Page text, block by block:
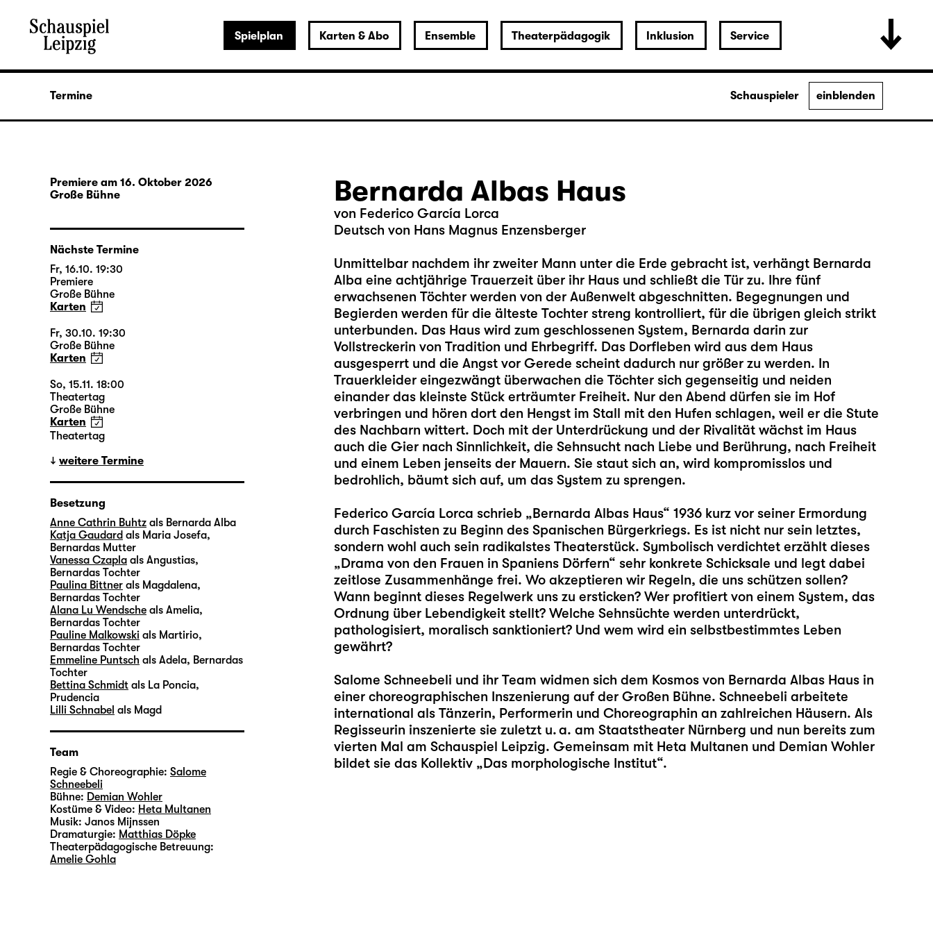
Spielplan Karten & Abo Ensemble Theaterpädagogik Inklusion Service
Termine Schauspieler einblenden
Bernarda Albas Haus
von Federico García Lorca
Deutsch von Hans Magnus Enzensberger
Unmittelbar nachdem ihr zweiter Mann unter die Erde gebracht ist, verhängt Bernarda
Alba eine achtjährige Trauerzeit über ihr Haus und schließt die Tür zu. Ihre fünf
erwachsenen Töchter werden von der Außenwelt abgeschnitten. Begegnungen und
Begierden werden für die älteste Tochter streng kontrolliert, für die übrigen gleich strikt
unterbunden. Das Haus wird zum geschlossenen System, Bernarda darin zur
Vollstreckerin von Tradition und Ehrbegriff. Das Dorfleben wird aus dem Haus
ausgesperrt und die Angst vor Gerede scheint dadurch nur größer zu werden. In
Trauerkleider eingezwängt überwachen die Töchter sich gegenseitig und neiden
einander das kleinste Stück erträumter Freiheit. Nur den Abend dürfen sie im Hof
verbringen und hören dort den Hengst im Stall mit den Hufen schlagen, weil er die Stute
des Nachbarn wittert. Doch mit der Unterdrückung und der Rivalität wächst im Haus
auch die Gier nach Sinnlichkeit, die Sehnsucht nach Liebe und Berührung, nach Freiheit
und einem Leben jenseits der Mauern. Sie staut sich an, wird kompromisslos und
bedrohlich, bäumt sich auf, um das System zu sprengen.
Federico García Lorca schrieb „Bernarda Albas Haus“ 1936 kurz vor seiner Ermordung
durch Faschisten zu Beginn des Spanischen Bürgerkriegs. Es ist nicht nur sein letztes,
sondern wohl auch sein radikalstes Theaterstück. Symbolisch verdichtet erzählt dieses
„Drama von den Frauen in Spaniens Dörfern“ sehr konkrete Schicksale und legt dabei
zeitlose Zusammenhänge frei. Wo akzeptieren wir Regeln, die uns schützen sollen?
Wann beginnt dieses Regelwerk uns zu ersticken? Wer profitiert von einem System, das
Ordnung über Lebendigkeit stellt? Welche Sehnsüchte werden unterdrückt,
pathologisiert, moralisch sanktioniert? Und wem wird ein selbstbestimmtes Leben
gewährt?
Salome Schneebeli und ihr Team widmen sich dem Kosmos von Bernarda Albas Haus in
einer choreographischen Inszenierung auf der Großen Bühne. Schneebeli arbeitete
international als Tänzerin, Performerin und Choreographin an zahlreichen Häusern. Als
Regisseurin inszenierte sie zuletzt u. a. am Staatstheater Nürnberg und nun bereits zum
vierten Mal am Schauspiel Leipzig. Gemeinsam mit Heta Multanen und Demian Wohler
bildet sie das Kollektiv „Das morphologische Institut“.
Premiere am 16. Oktober 2026
Große Bühne
Nächste Termine
Fr, 16.10. 19:30
Premiere
Große Bühne
Karten
Fr, 30.10. 19:30
Große Bühne
Karten
So, 15.11. 18:00
Theatertag
Große Bühne
Karten
Theatertag
weitere Termine
Besetzung
Anne Cathrin Buhtz als Bernarda Alba
Katja Gaudard als Maria Josefa,
Bernardas Mutter
Vanessa Czapla als Angustias,
Bernardas Tochter
Paulina Bittner als Magdalena,
Bernardas Tochter
Alana Lu Wendsche als Amelia,
Bernardas Tochter
Pauline Malkowski als Martirio,
Bernardas Tochter
Emmeline Puntsch als Adela, Bernardas
Tochter
Bettina Schmidt als La Poncia,
Prudencia
Lilli Schnabel als Magd
Team
Regie & Choreographie: Salome
Schneebeli
Bühne: Demian Wohler
Kostüme & Video: Heta Multanen
Musik: Janos Mijnssen
Dramaturgie: Matthias Döpke
Theaterpädagogische Betreuung:
Amelie Gohla